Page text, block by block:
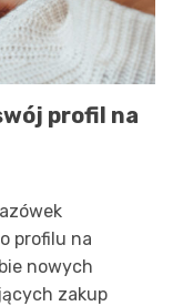
profil na
profilu na
nowych
zakup